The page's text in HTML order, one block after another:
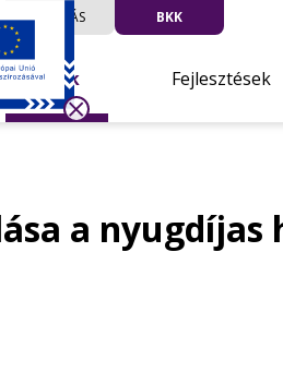
UTAZÁS BKK
Hírek Fejlesztések
a nyugdíjas